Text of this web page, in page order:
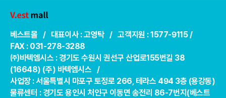
베스트몰 / 대표이사 : 고영탁 / 고객지원 : 1577-9115 /
FAX : 031-278-3288
㈜바텍엠시스 : 경기도 수원시 권선구 산업로155번길 38
(16648) (주) 바텍엠시스 /
사업장 : 서울특별시 마포구 토정로 266, 테라스 494 3층 (용강동)
물류센터 : 경기도 용인시 처인구 이동면 송전리 86-7번지(베스트